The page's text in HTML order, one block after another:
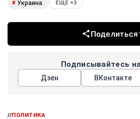
# Украина ЕЩЕ +3
Поделиться
Подписывайтесь
Дзен ВКонтакте
//ПОЛИТИКА